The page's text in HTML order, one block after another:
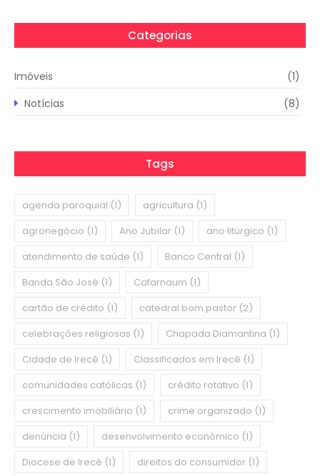
Categorias
Imóveis
(1)
Notícias
(8)
Tags
agenda paroquial (1) agricultura (1)
agronegócio (1) Ano Jubilar (1) ano litúrgico (1)
atendimento de saúde (1) Banco Central (1)
Banda São José (1) Cafarnaum (1)
cartão de crédito (1) catedral bom pastor (2)
celebrações religiosas (1) Chapada Diamantina (1)
Cidade de Irecê (1) Classificados em Irecê (1)
comunidades católicas (1) crédito rotativo (1)
crescimento imobiliário (1) crime organizado (1)
denúncia (1) desenvolvimento econômico (1)
Diocese de Irecê (1) direitos do consumidor (1)